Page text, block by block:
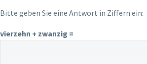
Bitte geben Sie eine Antwort in Ziffern ein:
vierzehn + zwanzig =